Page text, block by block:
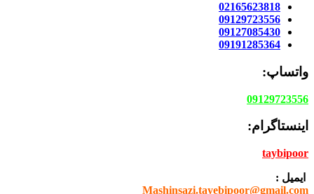
02165623818
09129723556
09127085430
09191285364
واتساپ:
09129723556
اینستاگرام:
taybipoor
ایمیل :
Mashinsazi.tayebipoor@gmail.com